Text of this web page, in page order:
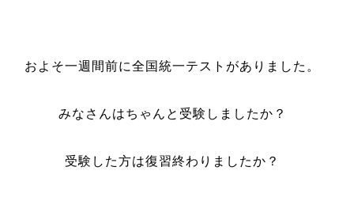
およそ一週間前に全国統一テストがありました。
みなさんはちゃんと受験しましたか？
受験した方は復習終わりましたか？